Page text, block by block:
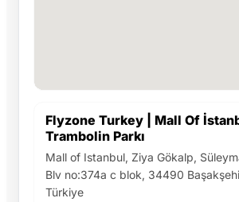
Flyzone Turkey | Mall Of
Trambolin Parkı
Mall of Istanbul, Ziya Gökalp,
Blv no:374a c blok, 34490
Türkiye